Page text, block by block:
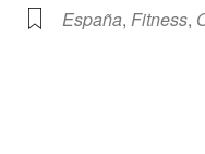
España,Fitness,